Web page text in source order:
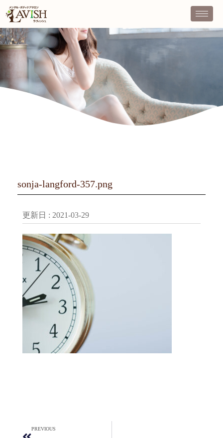
sonja-langford-357.png
更新日 : 2021-03-29
PREVIOUS